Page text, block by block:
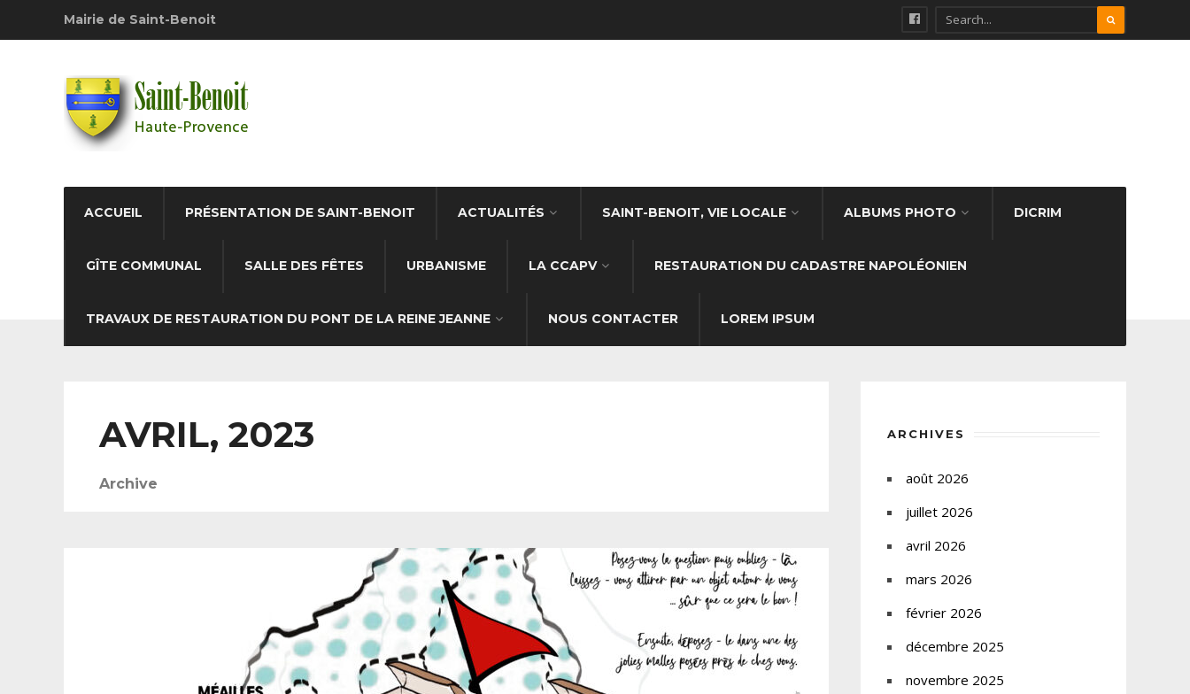
Mairie de Saint-Benoit
ACCUEIL PRÉSENTATION DE SAINT-BENOIT ACTUALITÉS SAINT-BENOIT, VIE LOCALE ALBUMS PHOTO DICRIM
GÎTE COMMUNAL SALLE DES FÊTES URBANISME LA CCAPV RESTAURATION DU CADASTRE NAPOLÉONIEN
TRAVAUX DE RESTAURATION DU PONT DE LA REINE JEANNE NOUS CONTACTER LOREM IPSUM
AVRIL, 2023
Archive
ARCHIVES
août 2026
juillet 2026
avril 2026
mars 2026
février 2026
décembre 2025
novembre 2025